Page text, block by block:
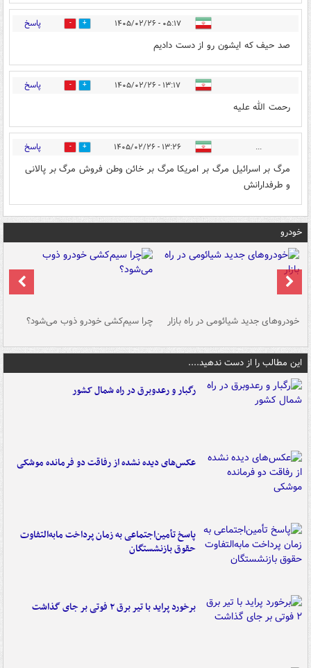
۰۵:۱۷ - ۱۴۰۵/۰۲/۲۶ 0 پاسخ
صد حیف که ایشون رو از دست دادیم
۱۳:۱۷ - ۱۴۰۵/۰۲/۲۶ 0 پاسخ
رحمت الله علیه
... ۱۳:۲۶ - ۱۴۰۵/۰۲/۲۶ 0 پاسخ
مرگ بر اسرائیل مرگ بر امریکا مرگ بر خائن وطن فروش مرگ بر پالانی
و طرفدارانش
خودرو
خودروهای جدید شیائومی در راه بازار چرا سیم‌کشی خودرو ذوب می‌شود؟
این مطالب را از دست ندهید....
رگبار و رعدوبرق در راه شمال کشور
عکس‌های دیده نشده از رفاقت دو فرمانده‌ موشکی
پاسخ تأمین‌اجتماعی به زمان پرداخت مابه‌التفاوت
حقوق بازنشستگان
برخورد پراید با تیر برق ۲ فوتی بر جای گذاشت